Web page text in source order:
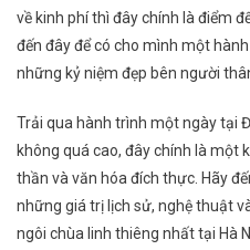
về kinh phí thì đây chính là điểm
đến đây để có cho mình một
những kỷ niệm đẹp bên người
Trải qua hành trình một ngày tại
không quá cao, đây chính là một
thần và văn hóa đích thực. Hãy
những giá trị lịch sử, nghệ thuật
ngôi chùa linh thiêng nhất tại Hà